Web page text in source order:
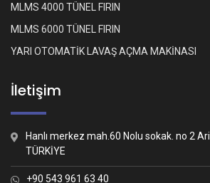
MLMS 4000 TÜNEL FIRIN
MLMS 6000 TÜNEL FIRIN
YARI OTOMATİK LAVAŞ AÇMA MAKİNASI
İletişim
Hanlı merkez mah.60 Nolu sokak. no 2
TÜRKİYE
+90 543 961 63 40